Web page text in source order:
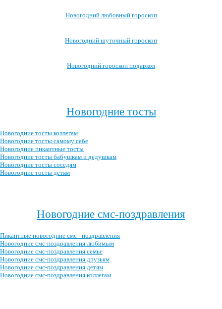
Новогодний любовный гороскоп
Новогодний шуточный гороскоп
Новогодний гороскоп подарков
Новогодние тосты
Новогодние тосты коллегам
Новогодние тосты самому себе
Новогодние пикантные тосты
Новогодние тосты бабушкам и дедушкам
Новогодние тосты соседям
Новогодние тосты детям
Новогодние смс-поздравления
Пикантные новогодние смс - поздравления
Новогодние смс-поздравления любимым
Новогодние смс-поздравления семье
Новогодние смс-поздравления друзьям
Новогодние смс-поздравления детям
Новогодние смс-поздравления коллегам